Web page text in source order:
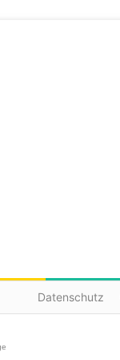
Datenschutz